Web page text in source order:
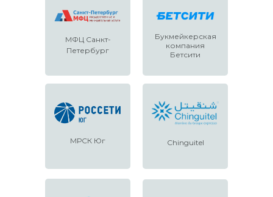
МФЦ Санкт-
Петербург
Букмейкерская
компания
Бетсити
МРСК Юг Chinguitel